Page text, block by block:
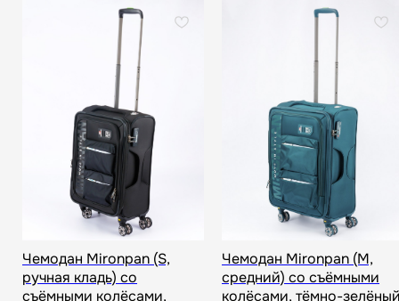
Чемодан Mironpan (S,
ручная кладь) со
съёмными колёсами,
Чемодан Mironpan (M,
средний) со съёмными
колёсами, тёмно-
Всё о товаре и покупке